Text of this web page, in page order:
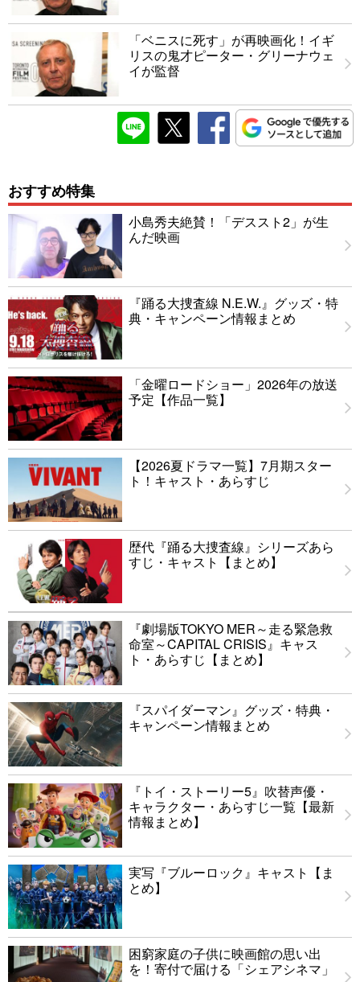
「ベニスに死す」が再映画化！イギ
リスの鬼才ピーター・グリーナウェ
イが監督
おすすめ特集
小島秀夫絶賛！「デススト2」が生
んだ映画
『踊る大捜査線 N.E.W.』グッズ・特
典・キャンペーン情報まとめ
「金曜ロードショー」2026年の放送
予定【作品一覧】
【2026夏ドラマ一覧】7月期スター
ト！キャスト・あらすじ
歴代『踊る大捜査線』シリーズあら
すじ・キャスト【まとめ】
『劇場版TOKYO MER～走る緊急救
命室～CAPITAL CRISIS』キャス
ト・あらすじ【まとめ】
『スパイダーマン』グッズ・特典・
キャンペーン情報まとめ
『トイ・ストーリー5』吹替声優・
キャラクター・あらすじ一覧【最新
情報まとめ】
実写『ブルーロック』キャスト【ま
とめ】
困窮家庭の子供に映画館の思い出
を！寄付で届ける「シェアシネマ」